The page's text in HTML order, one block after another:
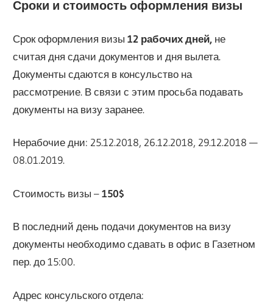
Сроки и стоимость оформления визы
Срок оформления визы12 рабочих дней, не
считая дня сдачи документов и дня вылета.
Документы сдаются в консульство на
рассмотрение. В связи с этим просьба подавать
документы на визу заранее.
Нерабочие дни: 25.12.2018, 26.12.2018, 29.12.2018 —
08.01.2019.
Стоимость визы –150$
В последний день подачи документов на визу
документы необходимо сдавать в офис в Газетном
пер. до 15:00.
Адрес консульского отдела: